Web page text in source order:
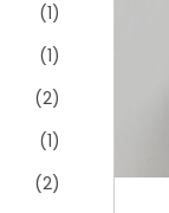
(1)
(1)
(2)
(1)
(2)